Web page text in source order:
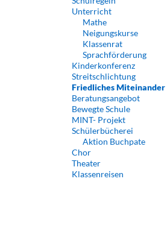
Unterricht
Mathe
Neigungskurse
Klassenrat
Sprachförderung
Kinderkonferenz
Streitschlichtung
Friedliches Miteinander
Beratungsangebot
Bewegte Schule
MINT- Projekt
Schülerbücherei
Aktion Buchpate
Chor
Theater
Klassenreisen